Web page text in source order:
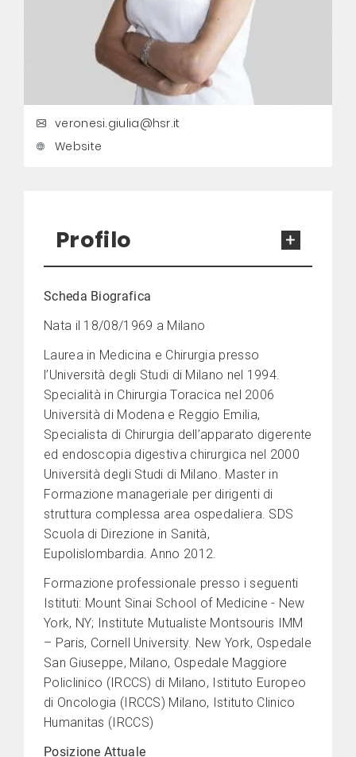
veronesi.giulia@hsr.it
Website
Profilo
Scheda Biografica
Nata il 18/08/1969 a Milano
Laurea in Medicina e Chirurgia presso
l’Università degli Studi di Milano nel 1994.
Specialità in Chirurgia Toracica nel 2006
Università di Modena e Reggio Emilia,
Specialista di Chirurgia dell’apparato digerente
ed endoscopia digestiva chirurgica nel 2000
Università degli Studi di Milano. Master in
Formazione manageriale per dirigenti di
struttura complessa area ospedaliera. SDS
Scuola di Direzione in Sanità,
Eupolislombardia. Anno 2012.
Formazione professionale presso i seguenti
Istituti: Mount Sinai School of Medicine - New
York, NY; Institute Mutualiste Montsouris IMM
– Paris, Cornell University. New York, Ospedale
San Giuseppe, Milano, Ospedale Maggiore
Policlinico (IRCCS) di Milano, Istituto Europeo
di Oncologia (IRCCS) Milano, Istituto Clinico
Humanitas (IRCCS)
Posizione Attuale